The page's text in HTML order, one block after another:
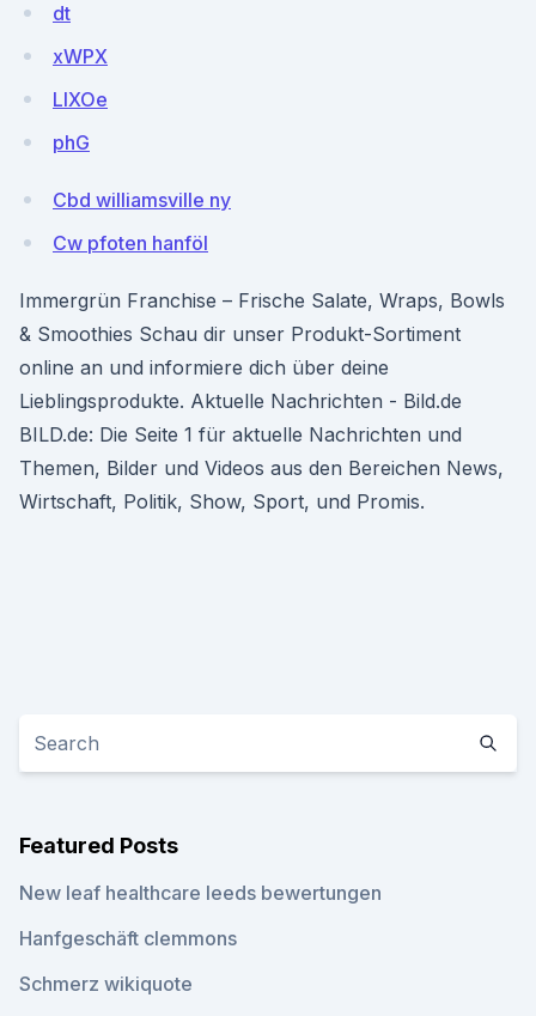
dt
xWPX
LlXOe
phG
Cbd williamsville ny
Cw pfoten hanföl
Immergrün Franchise – Frische Salate, Wraps, Bowls
& Smoothies Schau dir unser Produkt-Sortiment
online an und informiere dich über deine
Lieblingsprodukte. Aktuelle Nachrichten - Bild.de
BILD.de: Die Seite 1 für aktuelle Nachrichten und
Themen, Bilder und Videos aus den Bereichen News,
Wirtschaft, Politik, Show, Sport, und Promis.
Featured Posts
New leaf healthcare leeds bewertungen
Hanfgeschäft clemmons
Schmerz wikiquote